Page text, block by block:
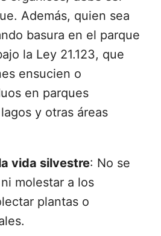
Además, quien sea
basura en el parque
la Ley 21.123, que
ensucien o
en parques
y otras áreas
vida silvestre: No se
molestar a los
plantas o